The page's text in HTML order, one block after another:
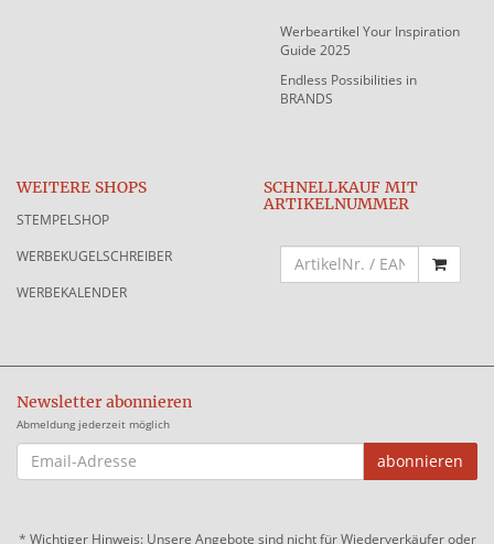
Werbeartikel Your Inspiration
Guide 2025
Endless Possibilities in
BRANDS
WEITERE SHOPS
STEMPELSHOP
WERBEKUGELSCHREIBER
WERBEKALENDER
SCHNELLKAUF MIT
ARTIKELNUMMER
Newsletter abonnieren
Abmeldung jederzeit möglich
EMAIL-
ADRESSE
abonnieren
* Wichtiger Hinweis: Unsere Angebote sind nicht für Wiederverkäufer oder